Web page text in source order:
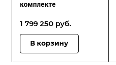
комплекте
1 799 250 руб.
В корзину